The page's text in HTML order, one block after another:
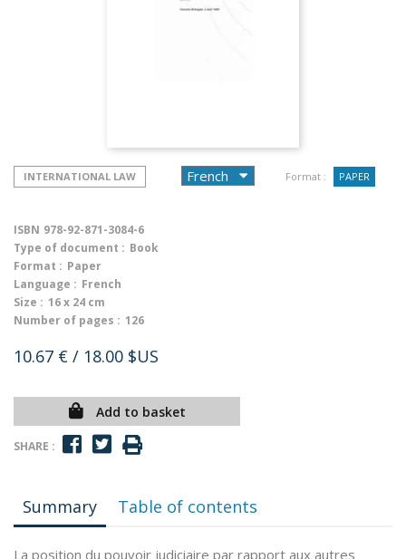
INTERNATIONAL LAW Format : PAPER
ISBN 978-92-871-3084-6
Type of document : Book
Format : Paper
Language : French
Size : 16 x 24 cm
Number of pages : 126
10.67 € / 18.00 $US
Add to basket
SHARE :
Summary Table of contents
La position du pouvoir judiciaire par rapport aux autres